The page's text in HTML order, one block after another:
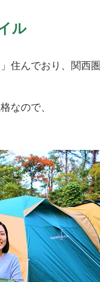
ル
住んでおり、関西
なので、